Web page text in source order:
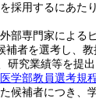
採用するにあた
部専門家による
者を選考し、教
、研究業績等を提
学部教員選考規
候補者につき、